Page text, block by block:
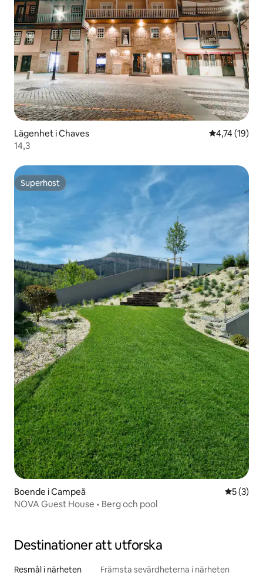
Lägenhet i Chaves 4,74 av 5 i
4,74 (19)
14,3
Superhost
Superhost
Boende i Campeã 5 av 5 i
5 (3)
NOVA Guest House • Berg och pool
Destinationer att utforska
Resmål i närheten Främsta sevärdheterna i närheten